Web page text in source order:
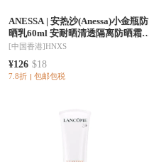
ANESSA| 安热沙(Anessa)小金瓶防
晒乳60ml 安耐晒清透隔离防晒霜
(SPF50+)防紫外线防水防汗耐摩擦
[中国香港]HNXS
¥126 $18
7.8折 包邮包税